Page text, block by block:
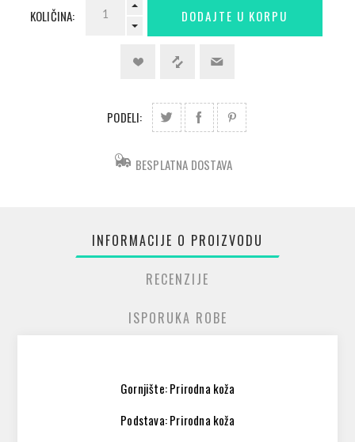
KOLIČINA:
PODELI:
BESPLATNA DOSTAVA
INFORMACIJE O PROIZVODU
RECENZIJE
ISPORUKA ROBE
Gornjište: Prirodna koža
Podstava: Prirodna koža